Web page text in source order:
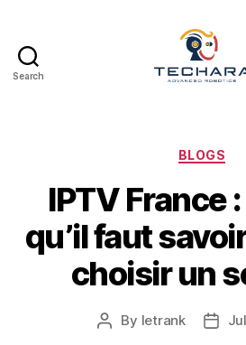
Search
BLOGS
IPTV France
qu’il faut
choisir un
Post
By letrank
Post